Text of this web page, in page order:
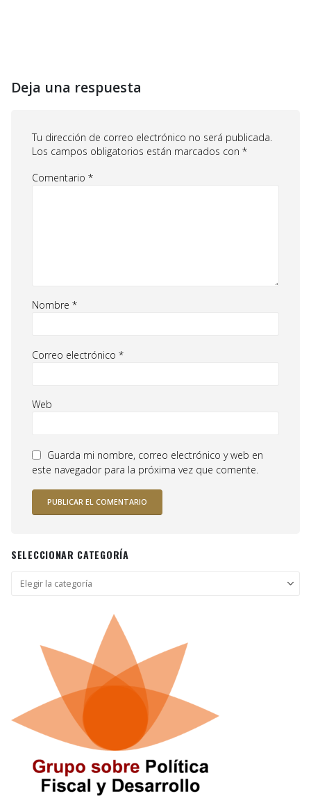
Deja una respuesta
Tu dirección de correo electrónico no será publicada.
Los campos obligatorios están marcados con *
Comentario *
Nombre *
Correo electrónico *
Web
Guarda mi nombre, correo electrónico y web en
este navegador para la próxima vez que comente.
SELECCIONAR CATEGORÍA
Seleccionar
categoría